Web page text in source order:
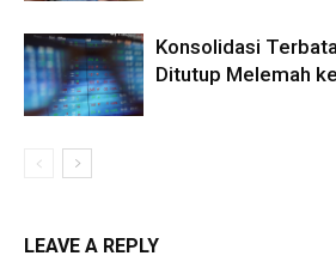
Konsolidasi
Ditutup Melemah
LEAVE A REPLY